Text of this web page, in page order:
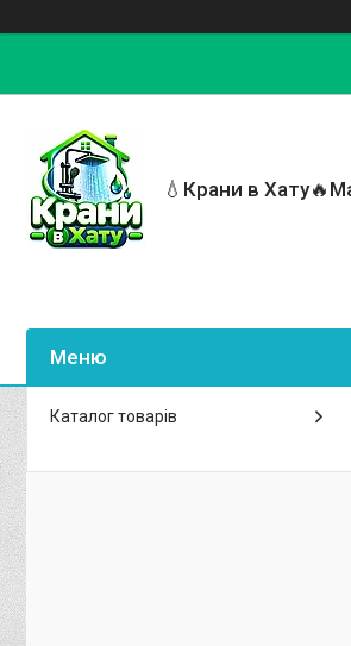
💧Крани в
Каталог товарів